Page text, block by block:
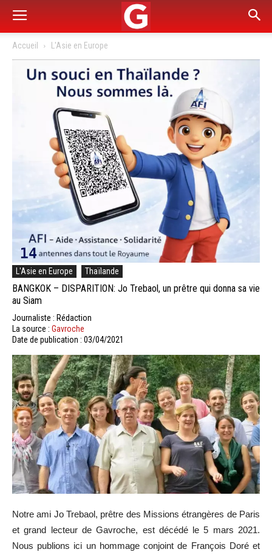
Accueil L'Asie en Europe
L'Asie en Europe Thaïlande
BANGKOK – DISPARITION: Jo Trebaol, un prêtre qui donna sa vie
au Siam
Journaliste : Rédaction
La source : Gavroche
Date de publication : 03/04/2021
Notre ami Jo Trebaol, prêtre des Missions étrangères de Paris
et grand lecteur de Gavroche, est décédé le 5 mars 2021.
Nous publions ici un hommage conjoint de François Doré et